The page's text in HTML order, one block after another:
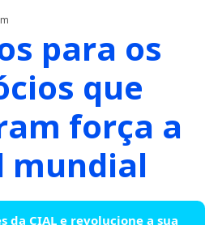
para os
que
força a
mundial
da CIAL e revolucione a sua